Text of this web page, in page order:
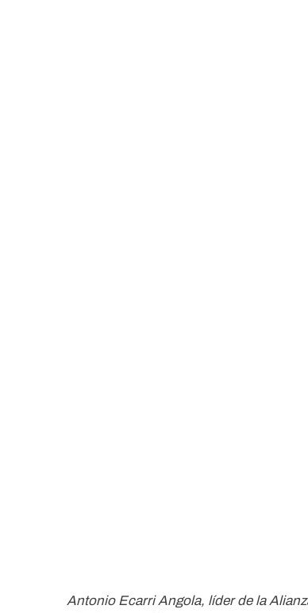
Antonio Ecarri Angola, líder de la